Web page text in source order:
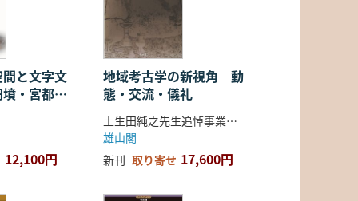
と文字文
・宮都・
12,100円
地域考古学の新視角 動
態・交流・儀礼
土生田純之先生追悼事業会 編
雄山閣
新刊 取り寄せ 17,600円